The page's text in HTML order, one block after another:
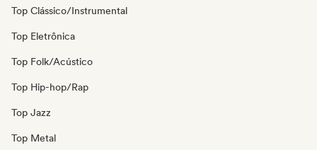
Top Clássico/Instrumental
Top Eletrônica
Top Folk/Acústico
Top Hip-hop/Rap
Top Jazz
Top Metal